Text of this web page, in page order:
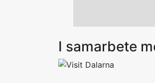
I samarbete